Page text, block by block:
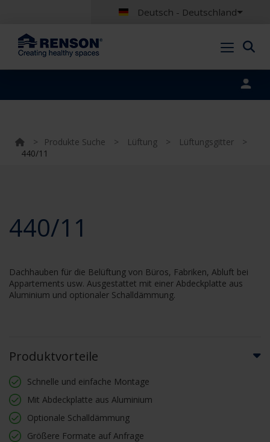
Deutsch - Deutschland
> Produkte Suche > Lüftung > Lüftungsgitter
>
440/11
440/11
Dachhauben für die Belüftung von Büros, Fabriken, Abluft bei
Appartements usw. Ausgestattet mit einer Abdeckplatte aus
Aluminium und optionaler Schalldämmung.
Produktvorteile
Schnelle und einfache Montage
Mit Abdeckplatte aus Aluminium
Optionale Schalldämmung
Größere Formate auf Anfrage